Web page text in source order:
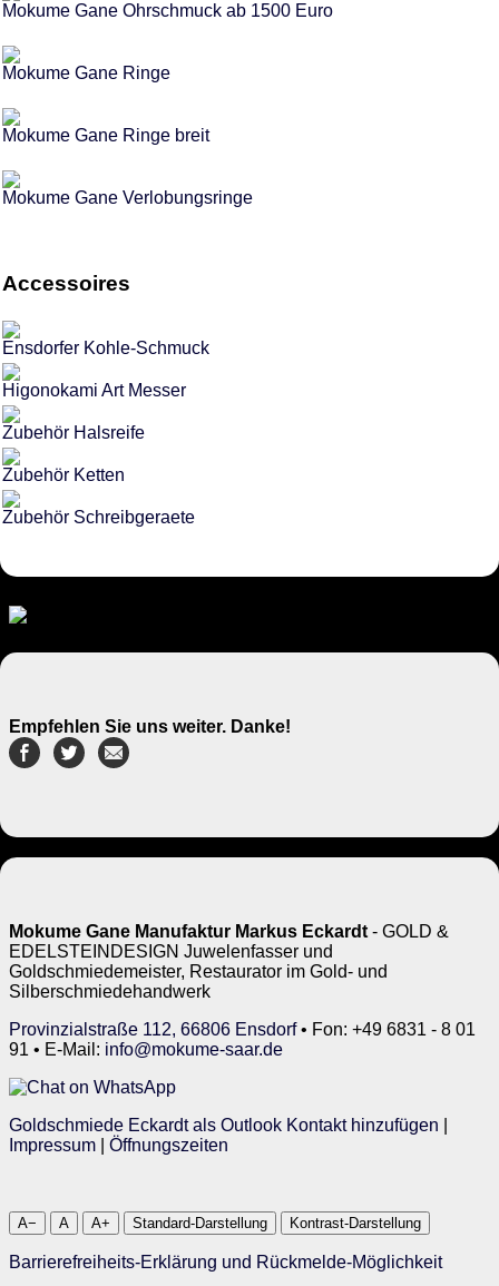
Mokume Gane Ohrschmuck ab 1500 Euro
Mokume Gane Ringe
Mokume Gane Ringe breit
Mokume Gane Verlobungsringe
Accessoires
Ensdorfer Kohle-Schmuck
Higonokami Art Messer
Zubehör Halsreife
Zubehör Ketten
Zubehör Schreibgeraete
Empfehlen Sie uns weiter. Danke!
Mokume Gane Manufaktur Markus Eckardt - GOLD &
EDELSTEINDESIGN Juwelenfasser und
Goldschmiedemeister, Restaurator im Gold- und
Silberschmiedehandwerk
Provinzialstraße 112, 66806 Ensdorf• Fon: +49 6831 - 8 01
91 • E-Mail: info@mokume-saar.de
Goldschmiede Eckardt als Outlook Kontakt hinzufügen
Impressum
Öffnungszeiten
A− A A+ Standard-Darstellung Kontrast-Darstellung
Barrierefreiheits-Erklärung und Rückmelde-Möglichkeit